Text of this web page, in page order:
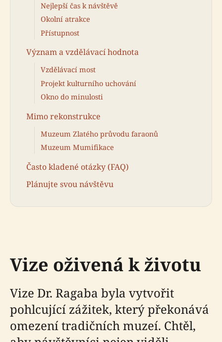
Nejlepší čas k návštěvě
Okolní atrakce
Přístupnost
Význam a vzdělávací hodnota
Vzdělávací most
Projekt kulturního uchování
Okno do minulosti
Mimo rekonstrukce
Muzeum Zlatého průvodu faraonů
Muzeum Mumifikace
Často kladené otázky (FAQ)
Plánujte svou návštěvu
Vize oživená k životu
Vize Dr. Ragaba byla vytvořit
pohlcující zážitek, který překonává
omezení tradičních muzeí. Chtěl,